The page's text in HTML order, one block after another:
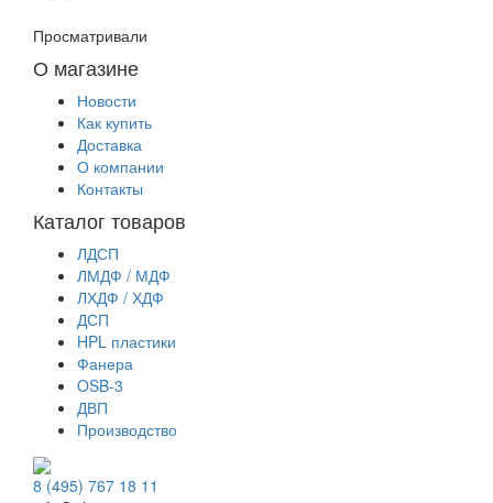
Просматривали
О магазине
Новости
Как купить
Доставка
О компании
Контакты
Каталог товаров
ЛДСП
ЛМДФ / МДФ
ЛХДФ / ХДФ
ДСП
HPL пластики
Фанера
OSB-3
ДВП
Производство
8 (495) 767 18 11